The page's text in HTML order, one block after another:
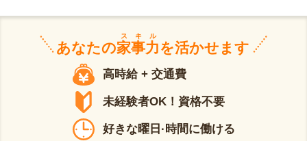
あなたの家事力
スキル
を活かせます
高時給 + 交通費
未経験者OK！資格不要
好きな曜日·時間に働ける